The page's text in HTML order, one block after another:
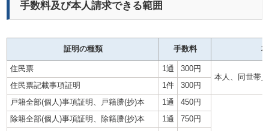
手数料及び本人請求できる範囲
証明の種類 手数料
住民票 1通
300円
本人、同世帯
住民票記載事項証明
1件
300円
戸籍全部(個人)事項証明、戸籍謄(抄)本
1通 450円
除籍全部(個人)事項証明、除籍謄(抄)本 1通
750円